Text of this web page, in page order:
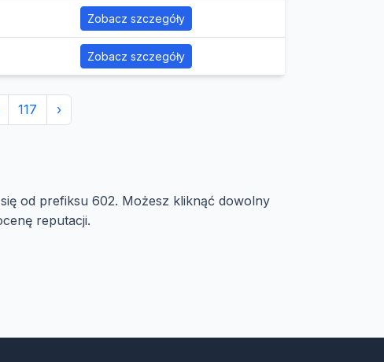
Zobacz szczegóły
Zobacz szczegóły
117 ›
od prefiksu 602. Możesz kliknąć dowolny
reputacji.